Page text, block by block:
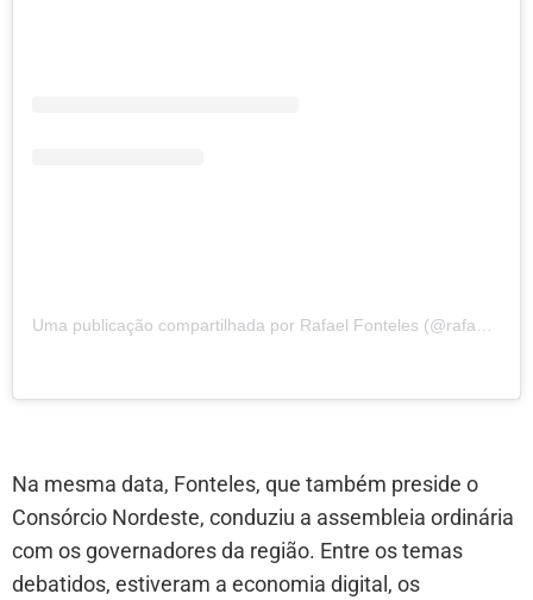
Uma publicação compartilhada por Rafael Fonteles (@rafael.fonteles)
Na mesma data, Fonteles, que também preside o
Consórcio Nordeste, conduziu a assembleia ordinária
com os governadores da região. Entre os temas
debatidos, estiveram a economia digital, os